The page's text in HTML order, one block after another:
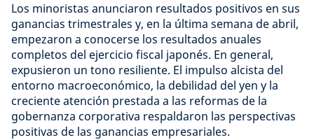
Los minoristas anunciaron resultados positivos en sus
ganancias trimestrales y, en la última semana de abril,
empezaron a conocerse los resultados anuales
completos del ejercicio fiscal japonés. En general,
expusieron un tono resiliente. El impulso alcista del
entorno macroeconómico, la debilidad del yen y la
creciente atención prestada a las reformas de la
gobernanza corporativa respaldaron las perspectivas
positivas de las ganancias empresariales.